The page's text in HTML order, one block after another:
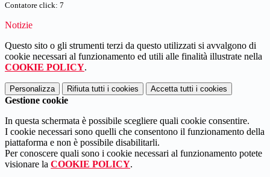
Contatore click: 7
Notizie
Questo sito o gli strumenti terzi da questo utilizzati si avvalgono di
cookie necessari al funzionamento ed utili alle finalità illustrate nella
COOKIE POLICY.
Personalizza Rifiuta tutti i cookies Accetta tutti i cookies
Gestione cookie
In questa schermata è possibile scegliere quali cookie consentire.
I cookie necessari sono quelli che consentono il funzionamento della
piattaforma e non è possibile disabilitarli.
Per conoscere quali sono i cookie necessari al funzionamento potete
visionare la COOKIE POLICY.